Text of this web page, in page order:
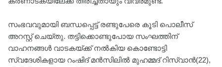
സംഭവവുമായി ബന്ധപ്പെട്ട് രണ്ടുപേരെ കൂടി പൊലീസ്
അറസ്റ്റ് ചെയ്തു. തട്ടിക്കൊണ്ടുപോയ സംഘത്തിന്
വാഹനങ്ങള്‍ വാടകയ്ക്ക് നല്‍കിയ കൊണ്ടോട്ടി
സ്വദേശികളായ റംഷിദ് മന്‍സിലില്‍ മുഹമ്മദ് റിസ്വാന്‍(22),